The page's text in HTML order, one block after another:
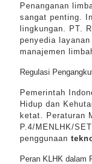
Penanganan
sangat penting.
lingkungan. PT.
penyedia
manajemen
Regulasi
Pemerintah
Hidup dan
ketat. Peraturan
P.4/MENLHK/
penggunaan
Peran KLHK dalam